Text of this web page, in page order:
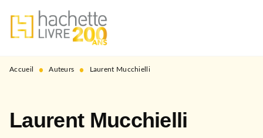
MENU RECHERCHE
PIED DE PAGE
Accueil • Auteurs • Laurent Mucchielli
Laurent Mucchielli